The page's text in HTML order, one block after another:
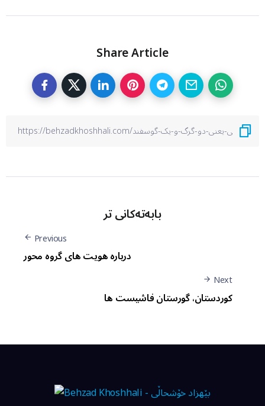
Share Article
بابەتەکانی تر
Previous
درباره هویت های گروه محور
Next
کوردستان، گورستان فاشیست ها